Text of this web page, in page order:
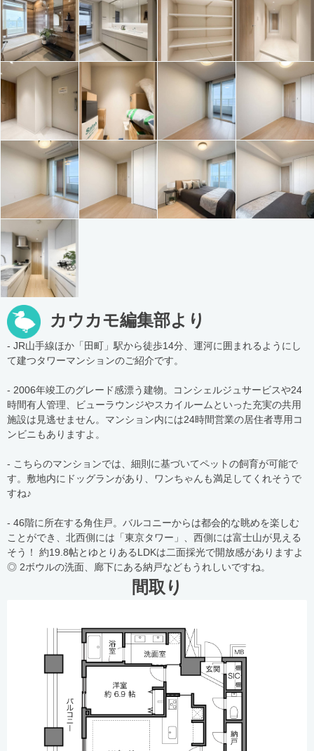
カウカモ編集部より
- JR山手線ほか「田町」駅から徒歩14分、運河に囲まれるようにし
て建つタワーマンションのご紹介です。
- 2006年竣工のグレード感漂う建物。コンシェルジュサービスや24
時間有人管理、ビューラウンジやスカイルームといった充実の共用
施設は見逃せません。マンション内には24時間営業の居住者専用コ
ンビニもありますよ。
- こちらのマンションでは、細則に基づいてペットの飼育が可能で
す。敷地内にドッグランがあり、ワンちゃんも満足してくれそうで
すね♪
- 46階に所在する角住戸。バルコニーからは都会的な眺めを楽しむ
ことができ、北西側には「東京タワー」、西側には富士山が見える
そう！ 約19.8帖とゆとりあるLDKは二面採光で開放感がありますよ
◎ 2ボウルの洗面、廊下にある納戸などもうれしいですね。
間取り